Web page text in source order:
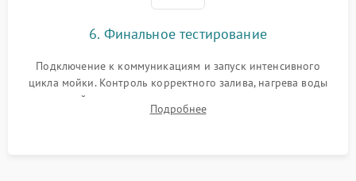
6. Финальное тестирование
Подключение к коммуникациям и запуск интенсивного
цикла мойки. Контроль корректного залива, нагрева воды
до нужной температуры, отсутствия посторонних шумов,
штатного слива и абсолютной сухости в поддоне.
Подробнее